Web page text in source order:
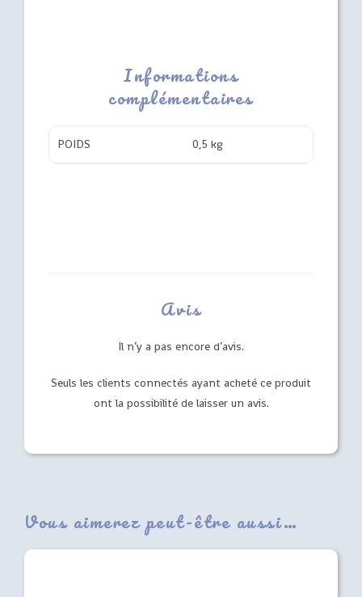
Informations
complémentaires
POIDS 0,5 kg
Avis
Il n’y a pas encore d’avis.
Seuls les clients connectés ayant acheté ce produit
ont la possibilité de laisser un avis.
Vous aimerez peut-être aussi…